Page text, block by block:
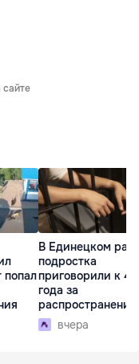
сайте
попал
В Единецком
подростка
приговорили к
года за
распространение
наркотиков
вчера